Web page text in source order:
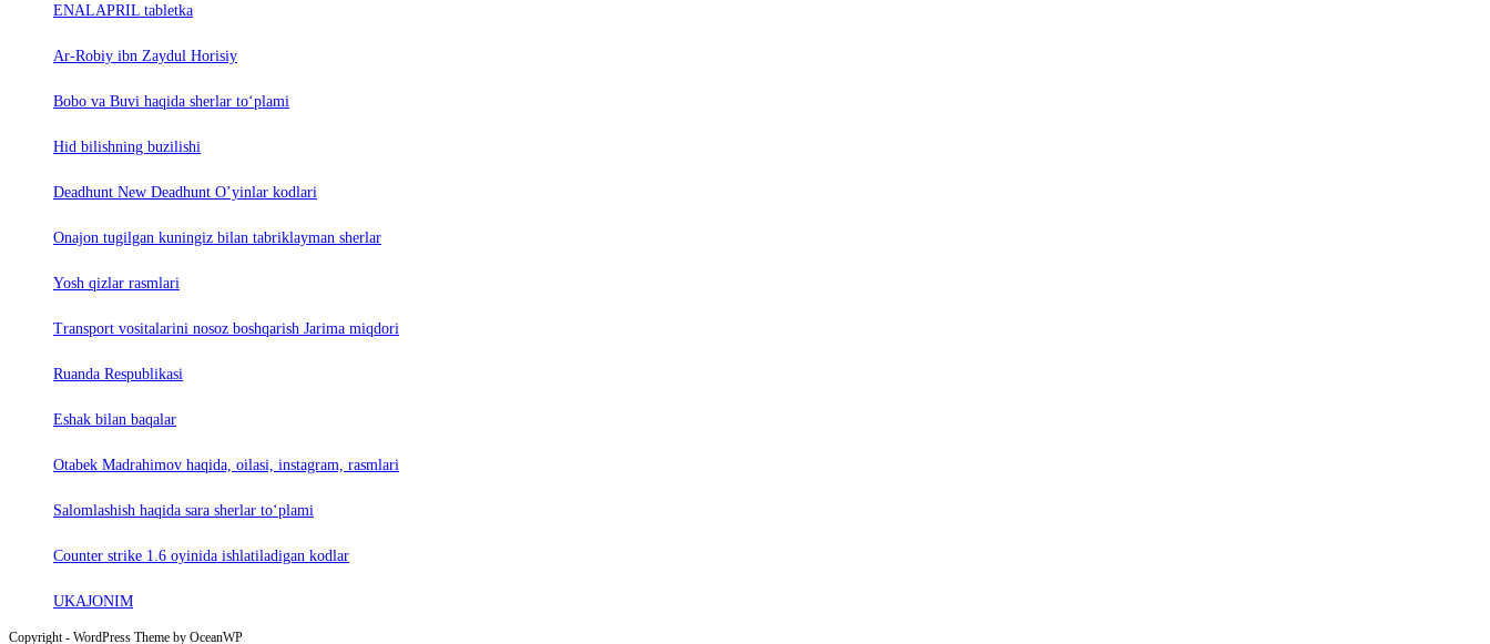
ENALAPRIL tabletka
Ar-Robiy ibn Zaydul Horisiy
Bobo va Buvi haqida sherlar to‘plami
Hid bilishning buzilishi
Deadhunt New Deadhunt O’yinlar kodlari
Onajon tugilgan kuningiz bilan tabriklayman sherlar
Yosh qizlar rasmlari
Trаnsport vositаlаrini nosoz boshqаrish Jаrimа miqdori
Ruanda Respublikasi
Eshak bilan baqalar
Otabek Madrahimov haqida, oilasi, instagram, rasmlari
Salomlashish haqida sara sherlar to‘plami
Counter strike 1.6 oyinida ishlatiladigan kodlar
UKAJONIM
Copyright - WordPress Theme by OceanWP